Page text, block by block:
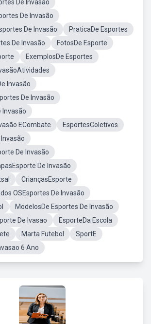
De Invasão
De Invasão
De Invasão
PraticaDe Esportes
De Invasão
FotosDe Esporte
ExemplosDe Esportes
Invasão
De Invasão
Invasão
ECombate
EsportesColetivos
De Invasão
De Invasão
CriançasEsporte
OSEsportes De Invasão
ModelosDe Esportes De Invasão
De Ivasao
EsporteDa Escola
Marta Futebol
SportE
6 Ano